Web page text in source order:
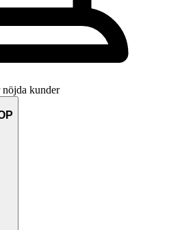
nöjda kunder